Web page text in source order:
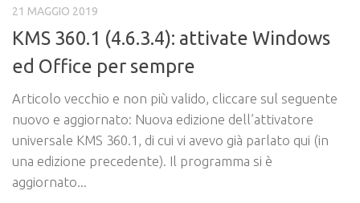
21 MAGGIO 2019
KMS 360.1 (4.6.3.4): attivate Windows
ed Office per sempre
Articolo vecchio e non più valido, cliccare sul seguente
nuovo e aggiornato: Nuova edizione dell’attivatore
universale KMS 360.1, di cui vi avevo già parlato qui (in
una edizione precedente). Il programma si è
aggiornato...